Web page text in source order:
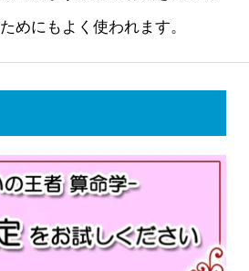
めにもよく使われます。